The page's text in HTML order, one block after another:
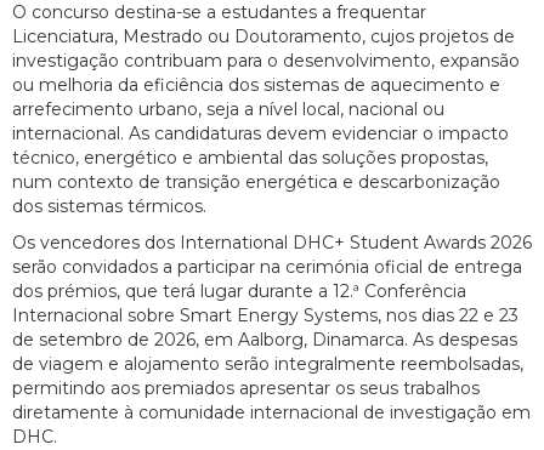
O concurso destina-se a estudantes a frequentar
Licenciatura, Mestrado ou Doutoramento, cujos projetos de
investigação contribuam para o desenvolvimento, expansão
ou melhoria da eficiência dos sistemas de aquecimento e
arrefecimento urbano, seja a nível local, nacional ou
internacional. As candidaturas devem evidenciar o impacto
técnico, energético e ambiental das soluções propostas,
num contexto de transição energética e descarbonização
dos sistemas térmicos.
Os vencedores dos International DHC+ Student Awards 2026
serão convidados a participar na cerimónia oficial de entrega
dos prémios, que terá lugar durante a 12.ª Conferência
Internacional sobre Smart Energy Systems, nos dias 22 e 23
de setembro de 2026, em Aalborg, Dinamarca. As despesas
de viagem e alojamento serão integralmente reembolsadas,
permitindo aos premiados apresentar os seus trabalhos
diretamente à comunidade internacional de investigação em
DHC.